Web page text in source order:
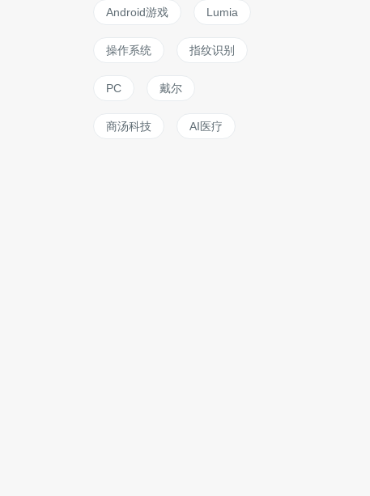
Android游戏 Lumia
操作系统 指纹识别
PC 戴尔
商汤科技 AI医疗